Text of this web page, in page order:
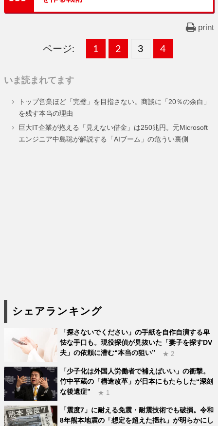
print
ページ:
固
ー
ジ
1 ,
固
ー
ジ
2 ,
固
ー
ジ
3 ,
固
ー
ジ
4
いま読まれてます
トップ営業ほど「完璧」を目指さない。商談に「20％の余白」
を残す本当の理由
巨大IT企業が抱える「見えない借金」は250兆円。元Microsoft
エンジニア中島聡が解説する「AIブーム」の危うい裏側
シェアランキング
「探さないでください」の手紙を自作自演する卑
怯な手口も。現役探偵が見抜いた「妻子を探すDV
夫」の依頼に潜む“本当の狙い”
★ 2
「少子化は外国人労働者で補えばいい」の衝撃。
竹中平蔵の「構造改革」が日本にもたらした“深刻
な後遺症”
★ 1
「震度7」に耐える免震・耐震技術でも破損。令和
8年熊本地震の「想定を超えた揺れ」が明らかにし